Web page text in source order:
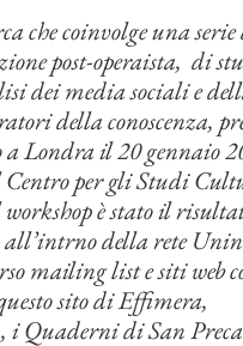
che coinvolge una
post-operaista, di
dei media sociali e
della conoscenza,
a Londra il 20 gennaio
per gli Studi
è stato il
all’intrno della rete
mailing list e siti web
sito di Effimera,
i Quaderni di San